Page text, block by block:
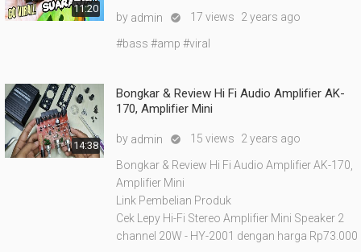
11:20
by admin  17 views 2 years ago
#bass #amp #viral
14:38
Bongkar & Review Hi Fi Audio Amplifier AK-
170, Amplifier Mini
by admin  15 views 2 years ago
Bongkar & Review Hi Fi Audio Amplifier AK-170,
Amplifier Mini
Link Pembelian Produk
Cek Lepy Hi-Fi Stereo Amplifier Mini Speaker 2
channel 20W - HY-2001 dengan harga Rp73.000